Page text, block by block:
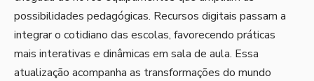
possibilidades pedagógicas. Recursos digitais passam a
integrar o cotidiano das escolas, favorecendo práticas
mais interativas e dinâmicas em sala de aula. Essa
atualização acompanha as transformações do mundo